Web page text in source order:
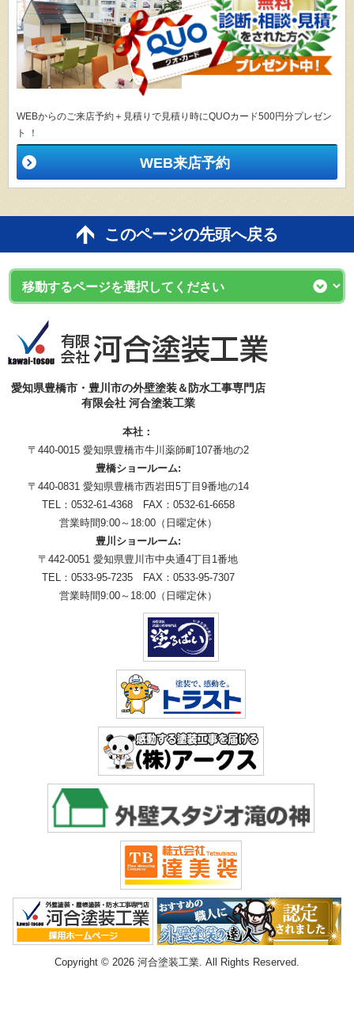
WEBからのご来店予約＋見積りで見積り時にQUOカード500円分プレゼン
ト ！
WEB来店予約
このページの先頭へ戻る
愛知県豊橋市・豊川市の外壁塗装＆防水工事専門店
有限会社 河合塗装工業
本社：
〒440-0015 愛知県豊橋市牛川薬師町107番地の2
豊橋ショールーム:
〒440-0831 愛知県豊橋市西岩田5丁目9番地の14
TEL：0532-61-4368 FAX：0532-61-6658
営業時間9:00～18:00（日曜定休）
豊川ショールーム:
〒442-0051 愛知県豊川市中央通4丁目1番地
TEL：0533-95-7235 FAX：0533-95-7307
営業時間9:00～18:00（日曜定休）
Copyright © 2026 河合塗装工業. All Rights Reserved.